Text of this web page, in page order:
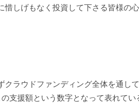
惜しげもなく投資して下さる皆様の
クラウドファンディング全体を通し
支援額という数字となって表れて